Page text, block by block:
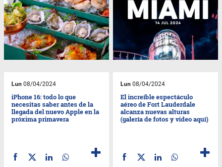
Lun 08/04/2024
iPhone 16: todo lo que
necesitas saber antes de la
llegada del nuevo Apple en la
próxima primavera
Lun 08/04/2024
El increíble espectáculo
aéreo de Fort Lauderdale
alcanza nuevas alturas
(galería de fotos y video aquí)